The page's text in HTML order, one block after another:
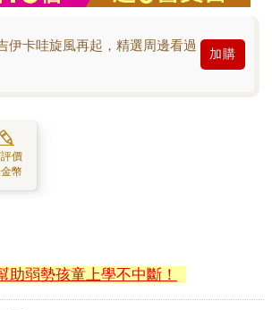
伊卡哇旋風再起，精選周邊看過
加購
價
幣
助弱勢孩童上學不中斷！